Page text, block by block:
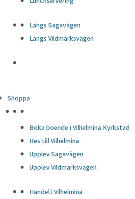
Längs Sagavägen
Längs Vildmarksvägen
Shoppa
Boka boende i Vilhelmina Kyrkstad
Res till Vilhelmina
Upplev Sagavägen
Upplev Vildmarksvägen
Handel i Vilhelmina